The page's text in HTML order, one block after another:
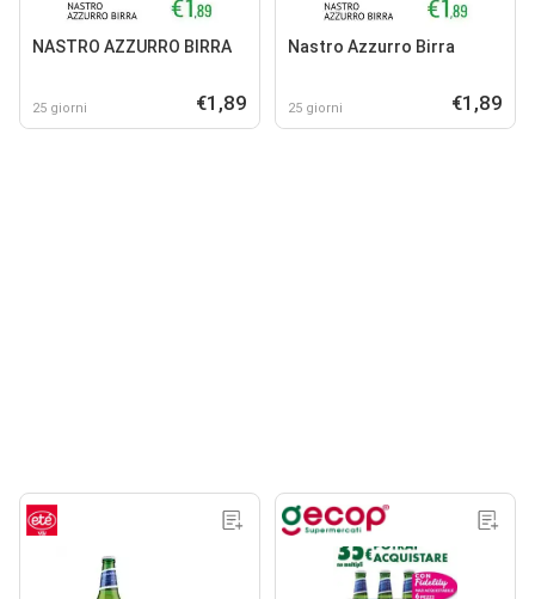
NASTRO AZZURRO BIRRA
25 giorni €1,89
Nastro Azzurro Birra
25 giorni €1,89